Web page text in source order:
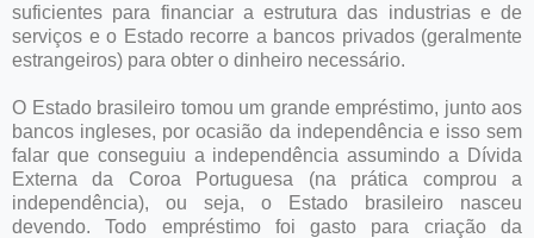
suficientes para financiar a estrutura das industrias e de
serviços e o Estado recorre a bancos privados (geralmente
estrangeiros) para obter o dinheiro necessário.
O Estado brasileiro tomou um grande empréstimo, junto aos
bancos ingleses, por ocasião da independência e isso sem
falar que conseguiu a independência assumindo a Dívida
Externa da Coroa Portuguesa (na prática comprou a
independência), ou seja, o Estado brasileiro nasceu
devendo. Todo empréstimo foi gasto para criação da